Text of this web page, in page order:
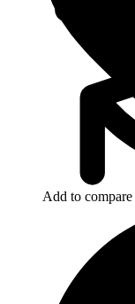
Add to compare